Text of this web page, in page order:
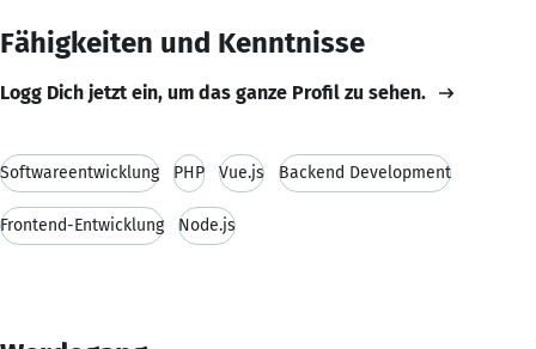
Fähigkeiten und Kenntnisse
Logg Dich jetzt ein, um das ganze Profil zu sehen.
Softwareentwicklung PHP Vue.js Backend Development
Frontend-Entwicklung Node.js